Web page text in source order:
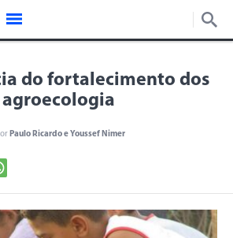
do fortalecimento dos
agroecologia
Paulo Ricardo e Youssef Nimer